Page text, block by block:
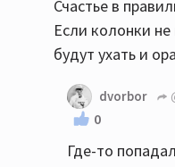
Счастье в
Если колонки
будут ухать и
dvorbor
0
Где-то